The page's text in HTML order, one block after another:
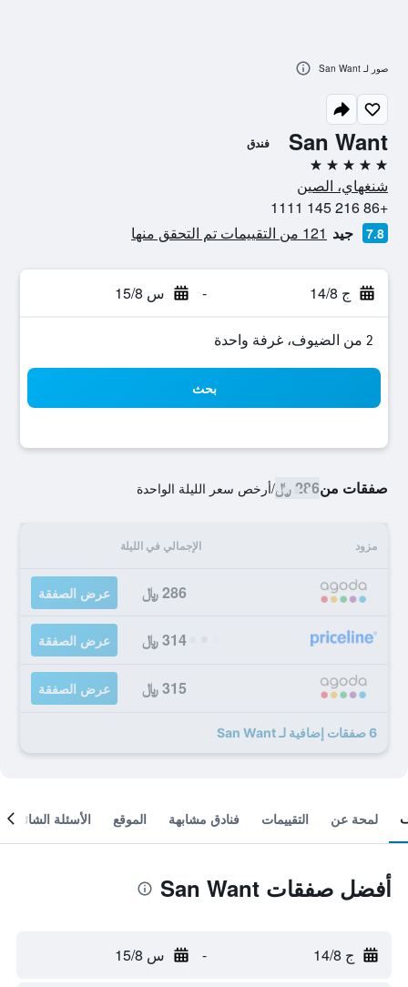
San Want فندق
5 نجوم
شنغهاي، الصين
+86 216 145 1111
7.8 جيد 121 من التقييمات تم التحقق منها
ج 14/8 - س 15/8
2 من الضيوف، غرفة واحدة
بحث
صفقات من286 ﷼ /أرخص سعر الليلة الواحدة
مزود الإجمالي في الليلة
286 ﷼ عرض الصفقة
314 ﷼ عرض الصفقة
315 ﷼ عرض الصفقة
6 صفقات إضافية لـ San Want
صور لـ San Want
لمحة عن التقييمات فنادق مشابهة الموقع الأسئلة الشائعة
أفضل صفقات San Want
ج 14/8 - س 15/8